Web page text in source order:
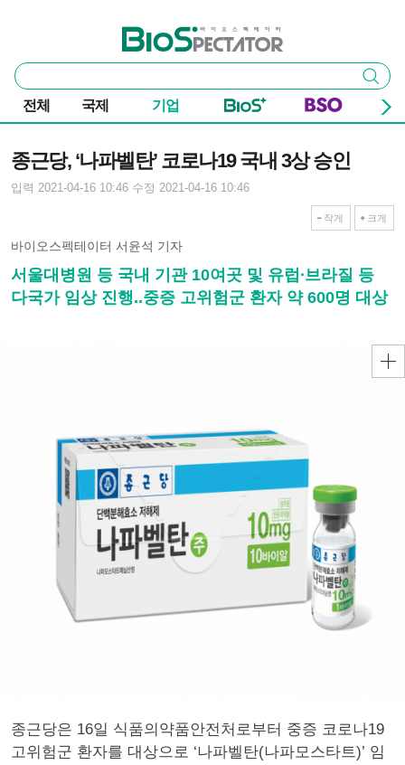
바이오스펙테이터
통
합
검
색
검색
전체 국제 기업
종근당, ‘나파벨탄’ 코로나19 국내 3상 승인
입력 2021-04-16 10:46 수정 2021-04-16 10:46
작게 크게
바이오스펙테이터 서윤석 기자
서울대병원 등 국내 기관 10여곳 및 유럽∙브라질 등
다국가 임상 진행..중증 고위험군 환자 약 600명 대상
종근당은 16일 식품의약품안전처로부터 중증 코로나19
고위험군 환자를 대상으로 ‘나파벨탄(나파모스타트)’ 임